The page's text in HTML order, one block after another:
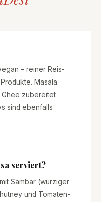
– reiner Reis-
Masala
Ghee zubereitet
sind ebenfalls
serviert?
Sambar (würziger
und Tomaten-